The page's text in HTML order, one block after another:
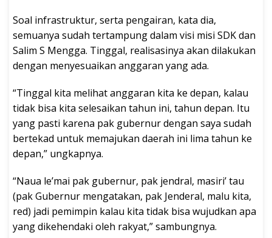
Soal infrastruktur, serta pengairan, kata dia,
semuanya sudah tertampung dalam visi misi SDK dan
Salim S Mengga. Tinggal, realisasinya akan dilakukan
dengan menyesuaikan anggaran yang ada.
“Tinggal kita melihat anggaran kita ke depan, kalau
tidak bisa kita selesaikan tahun ini, tahun depan. Itu
yang pasti karena pak gubernur dengan saya sudah
bertekad untuk memajukan daerah ini lima tahun ke
depan,” ungkapnya.
“Naua le’mai pak gubernur, pak jendral, masiri’ tau
(pak Gubernur mengatakan, pak Jenderal, malu kita,
red) jadi pemimpin kalau kita tidak bisa wujudkan apa
yang dikehendaki oleh rakyat,” sambungnya.